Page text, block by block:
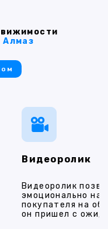
Видеоролик
Видеоролик
эмоционально
покупателя на
он пришел с
Алмаз